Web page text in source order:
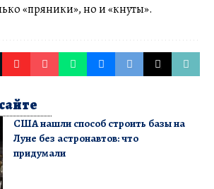
«пряники», но и «кнуты».
США нашли способ строить базы на
Луне без астронавтов: что
придумали